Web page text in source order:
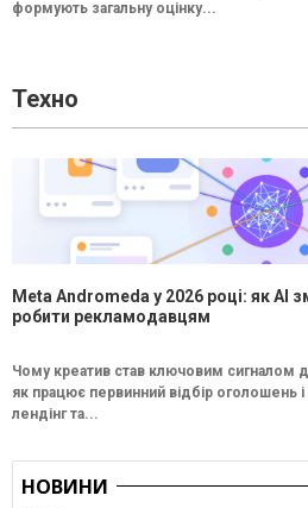
формують загальну оцінку...
Техно
Meta Andromeda у 2026 році: як AI
робити рекламодавцям
Чому креатив став ключовим сигналом
як працює первинний відбір оголошень
лендінг та...
НОВИНИ